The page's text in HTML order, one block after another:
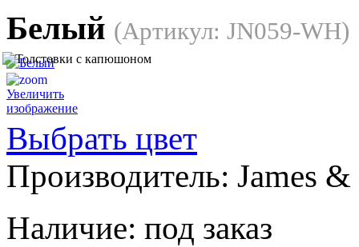
Белый (Артикул: JN059-WH)
Увеличить
изображение
Выбрать цвет
Производитель: James
Наличие: под заказ